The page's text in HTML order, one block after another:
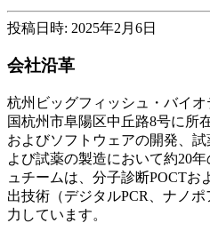
投稿日時: 2025年2月6日
会社沿革
杭州ビッグフィッシュ・バイ
国杭州市阜陽区中丘路8号に所
およびソフトウェアの開発、
よび試薬の製造において約20
ュチームは、分子診断POCT
出技術（デジタルPCR、ナノ
力しています。